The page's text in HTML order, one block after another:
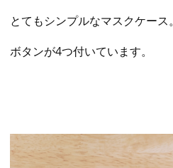
とてもシンプルなマスクケース。
ボタンが4つ付いています。